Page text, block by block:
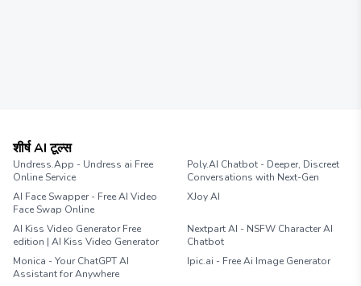
शीर्ष AI टूल्स
Undress.App - Undress ai Free
Online Service
Poly.AI Chatbot - Deeper, Discreet
Conversations with Next-Gen
AI Face Swapper - Free AI Video
Face Swap Online
XJoy AI
AI Kiss Video Generator Free
edition | AI Kiss Video Generator
Nextpart AI - NSFW Character AI
Chatbot
Monica - Your ChatGPT AI
Assistant for Anywhere
Ipic.ai - Free Ai Image Generator